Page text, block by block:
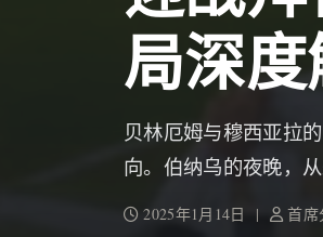
局深
贝林厄姆与穆西亚拉
向。伯纳乌的夜晚，
2025年1月14日 | 首